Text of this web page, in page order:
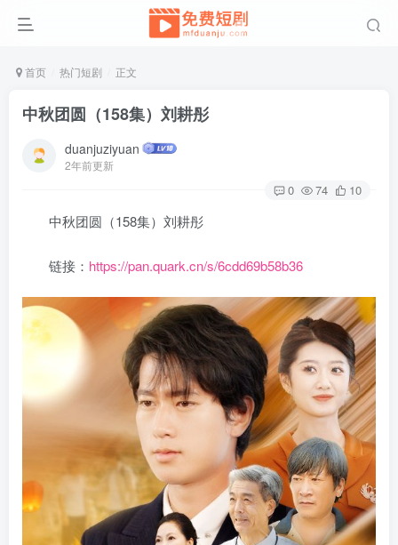
首页 热门短剧 正文
中秋团圆（158集）刘耕彤
duanjuziyuan
2年前更新
0 74 10
中秋团圆（158集）刘耕彤
链接： https://pan.quark.cn/s/6cdd69b58b36